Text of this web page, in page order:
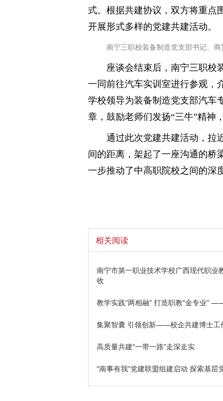
式。根据共建协议，双方将重点
开展形式多样的党建共建活动。
南宁三职校装备制造党支部书记、
座谈会结束后，南宁三职校
一同前往汽车实训室进行参观，
学校领导为装备制造党支部汽车
章，鼓励老师们发扬“三牛”精神
通过此次党建共建活动，拉
间的距离，架起了一座沟通的桥
一步推动了中高职院校之间的深
相关阅读
南宁市第一职业技术学校广西现代职业
收
教学实践“两相融” 打造职教“金专业”
集聚智囊 引领创新——校企共建博士工
高质量共建“一带一路”走深走实
“南事有我”党建联盟组建启动 探索基